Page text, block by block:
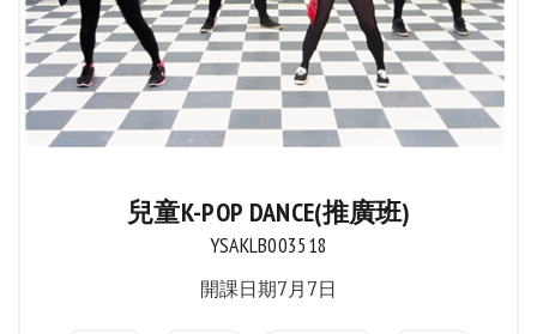
兒童K-POP DANCE(推廣班)
YSAKLB003518
開課日期7月7日